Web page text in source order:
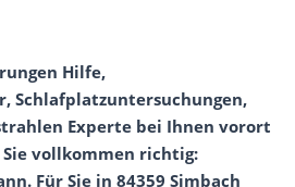
Hilfe,
Schlafplatzuntersuchungen,
Experte bei Ihnen vorort
vollkommen richtig:
Für Sie in 84359 Simbach